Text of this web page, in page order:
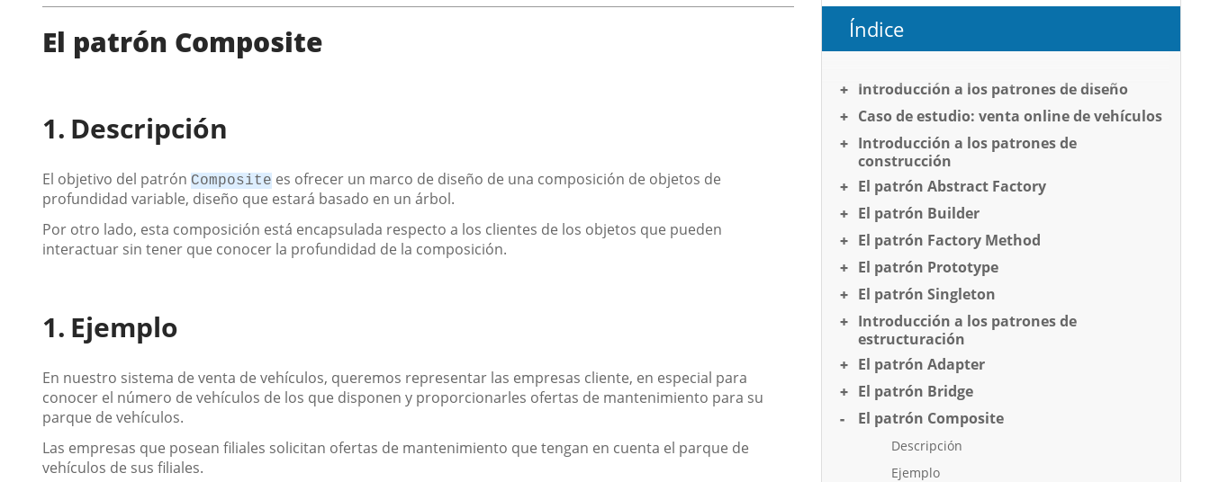
El patrón Composite
Descripción
El objetivo del patrón Composite es ofrecer un marco de diseño de una composición de objetos de
profundidad variable, diseño que estará basado en un árbol.
Por otro lado, esta composición está encapsulada respecto a los clientes de los objetos que pueden
interactuar sin tener que conocer la profundidad de la composición.
Ejemplo
En nuestro sistema de venta de vehículos, queremos representar las empresas cliente, en especial para
conocer el número de vehículos de los que disponen y proporcionarles ofertas de mantenimiento para su
parque de vehículos.
Las empresas que posean filiales solicitan ofertas de mantenimiento que tengan en cuenta el parque de
vehículos de sus filiales.
Índice
Introducción a los patrones de diseño
Caso de estudio: venta online de vehículos
Introducción a los patrones de
construcción
El patrón Abstract Factory
El patrón Builder
El patrón Factory Method
El patrón Prototype
El patrón Singleton
Introducción a los patrones de
estructuración
El patrón Adapter
El patrón Bridge
El patrón Composite
Descripción
Ejemplo